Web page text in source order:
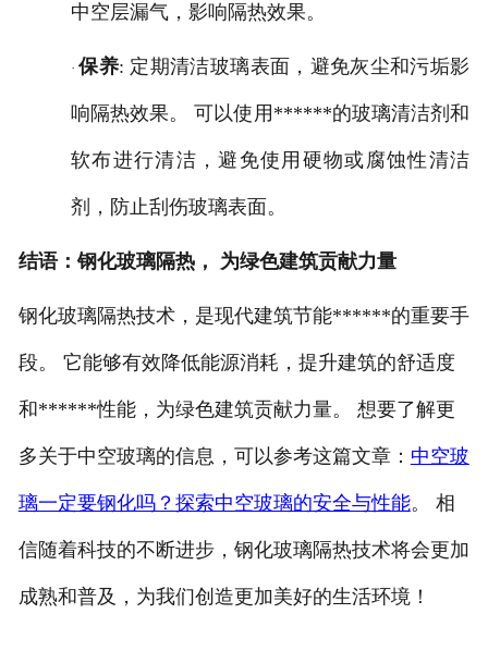
中空层漏气，影响隔热效果。
·保养: 定期清洁玻璃表面，避免灰尘和污垢影
响隔热效果。 可以使用******的玻璃清洁剂和
软布进行清洁，避免使用硬物或腐蚀性清洁
剂，防止刮伤玻璃表面。
结语：钢化玻璃隔热， 为绿色建筑贡献力量
钢化玻璃隔热技术，是现代建筑节能******的重要手
段。 它能够有效降低能源消耗，提升建筑的舒适度
和******性能，为绿色建筑贡献力量。 想要了解更
多关于中空玻璃的信息，可以参考这篇文章： 中空玻
璃一定要钢化吗？探索中空玻璃的安全与性能。 相
信随着科技的不断进步，钢化玻璃隔热技术将会更加
成熟和普及，为我们创造更加美好的生活环境！